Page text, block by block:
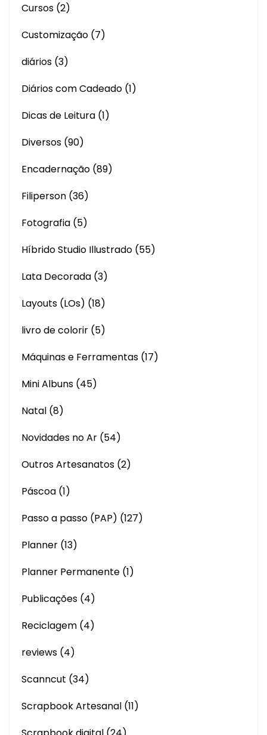
Cursos (2)
Customização (7)
diários (3)
Diários com Cadeado (1)
Dicas de Leitura (1)
Diversos (90)
Encadernação (89)
Filiperson (36)
Fotografia (5)
Híbrido Studio Illustrado (55)
Lata Decorada (3)
Layouts (LOs) (18)
livro de colorir (5)
Máquinas e Ferramentas (17)
Mini Albuns (45)
Natal (8)
Novidades no Ar (54)
Outros Artesanatos (2)
Páscoa (1)
Passo a passo (PAP) (127)
Planner (13)
Planner Permanente (1)
Publicações (4)
Reciclagem (4)
reviews (4)
Scanncut (34)
Scrapbook Artesanal (11)